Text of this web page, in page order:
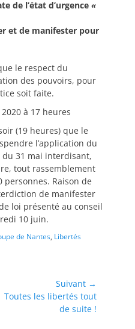
de l’état d’urgence «
et de manifester pour
le respect du
des pouvoirs, pour
soit faite.
à 17 heures
(19 heures) que le
l’application du
du 31 mai interdisant,
tout rassemblement
Raison de
de manifester
loi présenté au conseil
10 juin.
de Nantes, Libertés
Suivant →
Article
Toutes les libertés tout
de suite !